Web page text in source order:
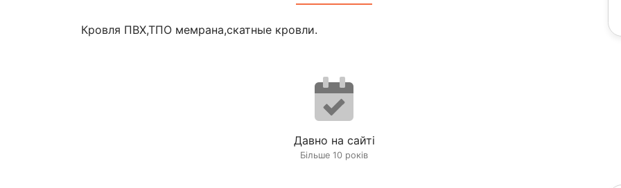
Кровля ПВХ,ТПО мемрана,скатные кровли.
Давно на сайті
Більше 10 років